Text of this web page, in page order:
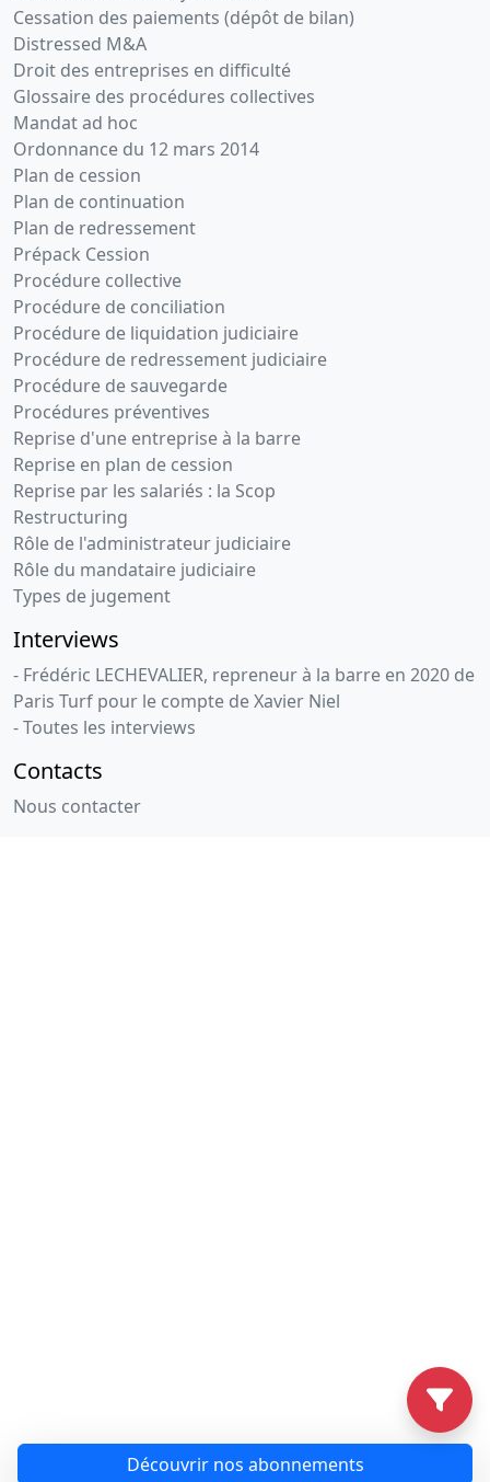
Découvrir nos abonnements
Cessation des paiements (dépôt de bilan)
Distressed M&A
Droit des entreprises en difficulté
Glossaire des procédures collectives
Mandat ad hoc
Ordonnance du 12 mars 2014
Plan de cession
Plan de continuation
Plan de redressement
Prépack Cession
Procédure collective
Procédure de conciliation
Procédure de liquidation judiciaire
Procédure de redressement judiciaire
Procédure de sauvegarde
Procédures préventives
Reprise d'une entreprise à la barre
Reprise en plan de cession
Reprise par les salariés : la Scop
Restructuring
Rôle de l'administrateur judiciaire
Rôle du mandataire judiciaire
Types de jugement
Interviews
- Frédéric LECHEVALIER, repreneur à la barre en 2020 de
Paris Turf pour le compte de Xavier Niel
- Toutes les interviews
Contacts
Nous contacter